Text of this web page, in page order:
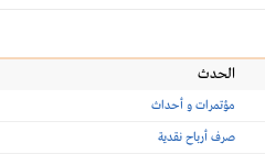
الحدث
مؤتمرات و أحداث
صرف أرباح نقدية